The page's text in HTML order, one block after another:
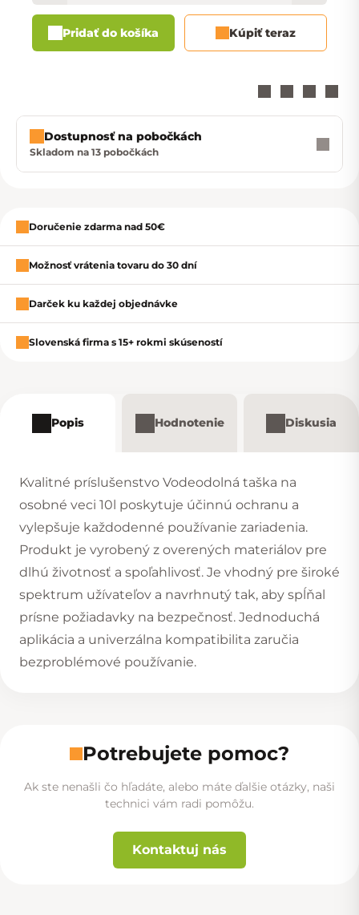
Pridať do košíka Kúpiť teraz
Zavrieť
Dostupnosť na pobočkách
Skladom na 13 pobočkách
Doručenie zdarma nad 50€
Možnosť vrátenia tovaru do 30 dní
Darček ku každej objednávke
Slovenská firma s 15+ rokmi skúseností
Popis Hodnotenie Diskusia
Kvalitné príslušenstvo Vodeodolná taška na
osobné veci 10l poskytuje účinnú ochranu a
vylepšuje každodenné používanie zariadenia.
Produkt je vyrobený z overených materiálov pre
dlhú životnosť a spoľahlivosť. Je vhodný pre široké
spektrum užívateľov a navrhnutý tak, aby spĺňal
prísne požiadavky na bezpečnosť. Jednoduchá
aplikácia a univerzálna kompatibilita zaručia
bezproblémové používanie.
Potrebujete pomoc?
Ak ste nenašli čo hľadáte, alebo máte ďalšie otázky, naši
technici vám radi pomôžu.
Kontaktuj nás